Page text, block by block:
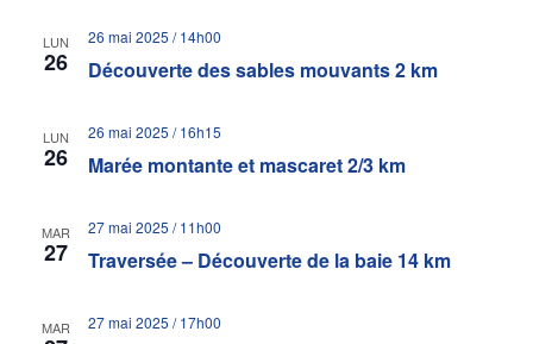
LUN
26 Découverte des sables mouvants 2 km
26 mai 2025 / 14h00
LUN
26 Marée montante et mascaret 2/3 km
26 mai 2025 / 16h15
MAR
27 Traversée – Découverte de la baie 14 km
27 mai 2025 / 11h00
MAR 27 mai 2025 / 17h00